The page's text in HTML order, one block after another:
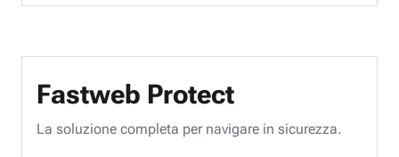
Fastweb Protect
La soluzione completa per navigare in sicurezza.